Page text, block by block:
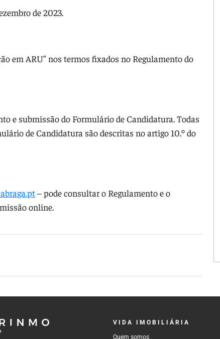
de 2023.
em ARU” nos termos fixados no Regulamento do
e submissão do Formulário de Candidatura. Todas
de Candidatura são descritas no artigo 10.º do
– pode consultar o Regulamento e o
online.
VIDA IMOBILIÁRIA
Quem somos